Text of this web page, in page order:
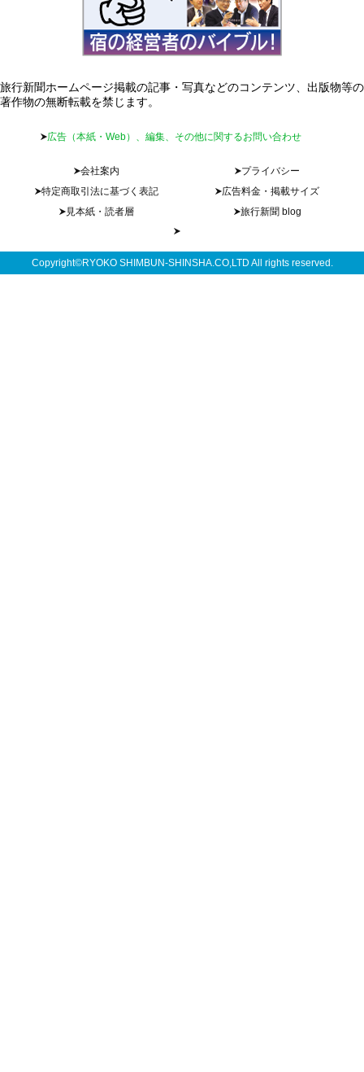
旅行新聞ホームページ掲載の記事・写真などのコンテンツ、出版物等の
著作物の無断転載を禁じます。
広告（本紙・Web）、編集、その他に関するお問い合わせ
会社案内
プライバシー
特定商取引法に基づく表記
広告料金・掲載サイズ
見本紙・読者層
旅行新聞 blog
Copyright©RYOKO SHIMBUN-SHINSHA.CO,LTD All rights reserved.